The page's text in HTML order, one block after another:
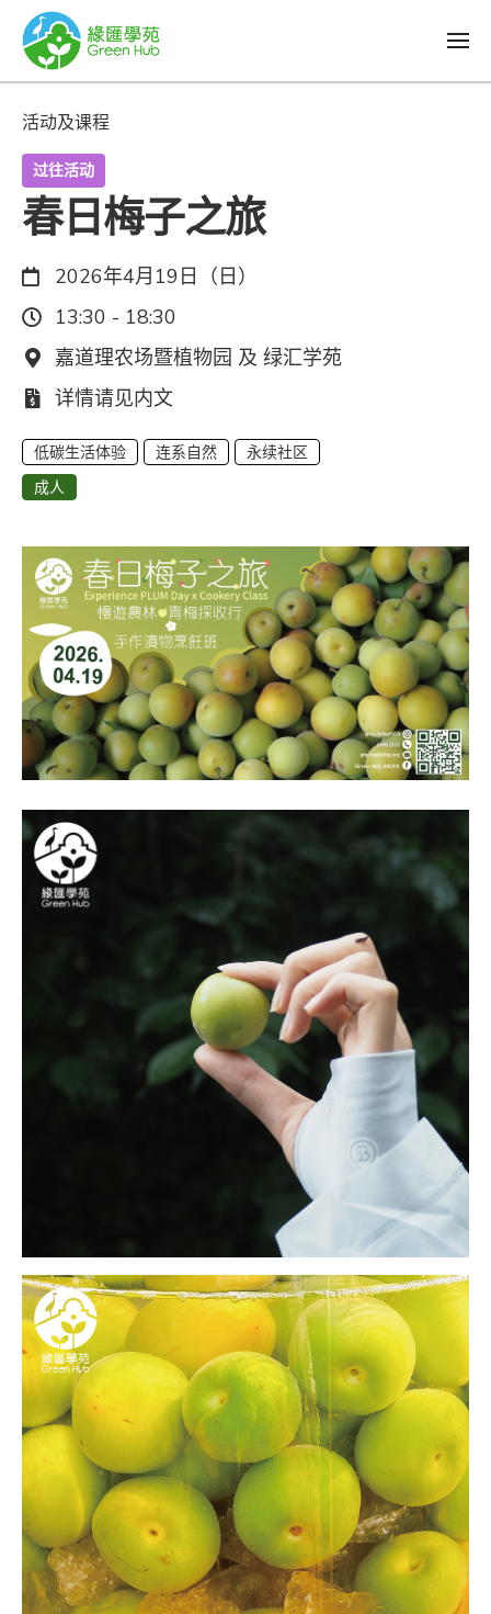
活动及课程
过往活动
春日梅子之旅
日期：
2026年4月19日（日）
时间：
13:30 - 18:30
地点：
嘉道理农场暨植物园 及 绿汇学苑
费用：
详情请见内文
低碳生活体验 连系自然
永续社区
成人